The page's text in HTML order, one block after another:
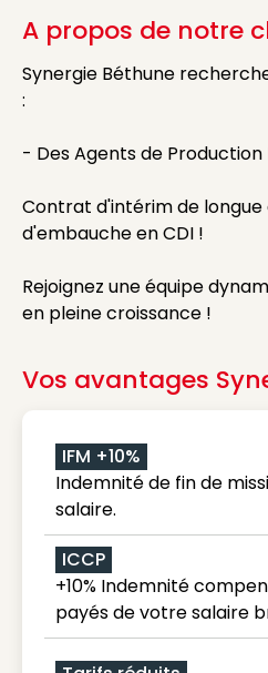
A propos de notre
Synergie Béthune
:
- Des Agents de Production
Contrat d'intérim de
d'embauche en CDI !
Rejoignez une équipe
en pleine croissance !
Vos avantages
IFM +10%
Indemnité de fin de
salaire.
ICCP
+10% Indemnité
payés de votre salaire